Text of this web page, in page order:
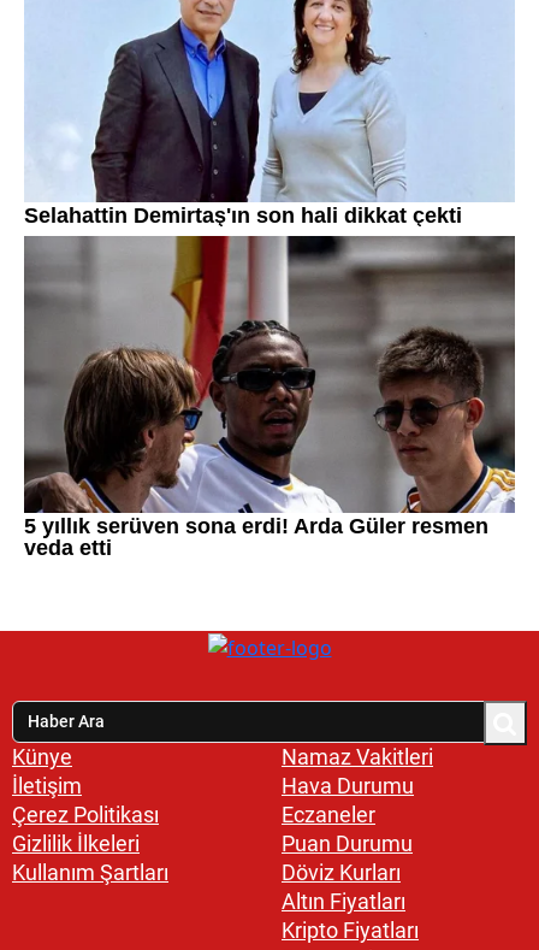
Künye
İletişim
Çerez Politikası
Gizlilik İlkeleri
Kullanım Şartları
Namaz Vakitleri
Hava Durumu
Eczaneler
Puan Durumu
Döviz Kurları
Altın Fiyatları
Kripto Fiyatları